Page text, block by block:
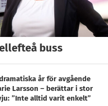
buss
år för avgående
Larsson – berättar i stor
”Inte alltid varit enkelt”